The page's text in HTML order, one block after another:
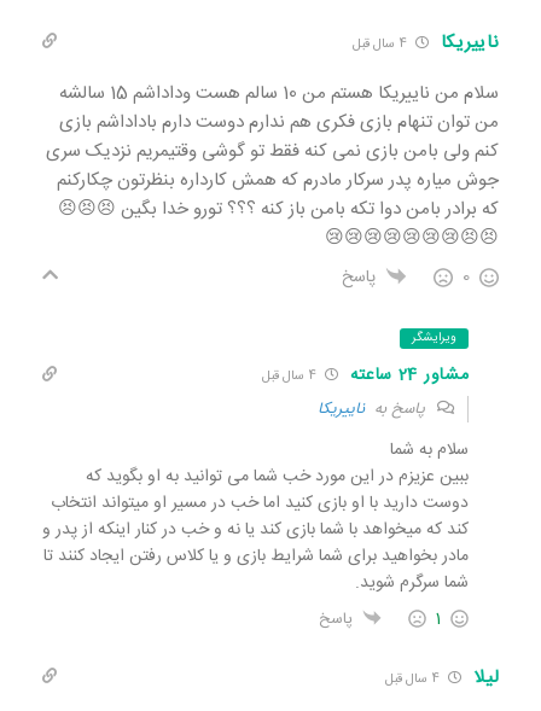
ناییریکا 4 سال قبل
سلام من ناییریکا هستم من 10 سالم هست وداداشم 15 سالشه
من توان تنهام بازی فکری هم ندارم دوست دارم باداداشم بازی
کنم ولی بامن بازی نمی کنه فقط تو گوشی وقتیمریم نزدیک سری
جوش میاره پدر سرکار مادرم که همش کارداره بنظرتون چکارکنم
که برادر بامن دوا تکه بامن باز کنه ؟؟؟ تورو خدا بگین 😣😣😣
😣😣😢😢😢😢😢😢😢
0 پاسخ
ویرایشگر
مشاور 24 ساعته 4 سال قبل
پاسخ بهناییریکا
سلام به شما
ببین عزیزم در این مورد خب شما می توانید به او بگوید که
دوست دارید با او بازی کنید اما خب در مسیر او میتواند انتخاب
کند که میخواهد با شما بازی کند یا نه و خب در کنار اینکه از پدر و
مادر بخواهید برای شما شرایط بازی و یا کلاس رفتن ایجاد کنند تا
شما سرگرم شوید.
1 پاسخ
لیلا